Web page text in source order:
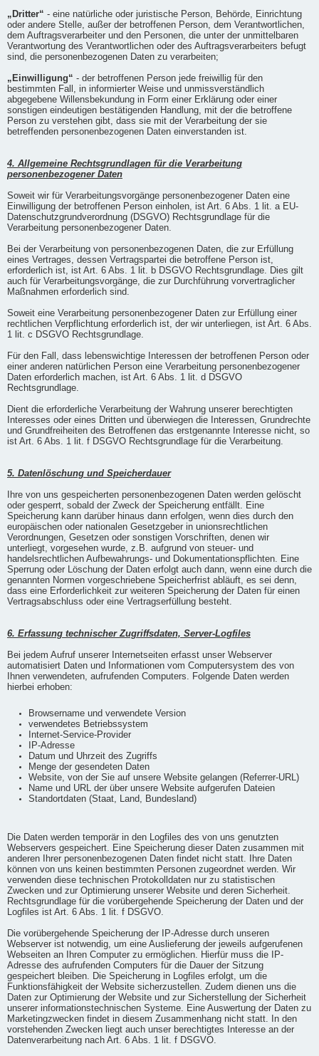
„Dritter“ - eine natürliche oder juristische Person, Behörde, Einrichtung
oder andere Stelle, außer der betroffenen Person, dem Verantwortlichen,
dem Auftragsverarbeiter und den Personen, die unter der unmittelbaren
Verantwortung des Verantwortlichen oder des Auftragsverarbeiters befugt
sind, die personenbezogenen Daten zu verarbeiten;
„Einwilligung“ - der betroffenen Person jede freiwillig für den
bestimmten Fall, in informierter Weise und unmissverständlich
abgegebene Willensbekundung in Form einer Erklärung oder einer
sonstigen eindeutigen bestätigenden Handlung, mit der die betroffene
Person zu verstehen gibt, dass sie mit der Verarbeitung der sie
betreffenden personenbezogenen Daten einverstanden ist.
4. Allgemeine Rechtsgrundlagen für die Verarbeitung
personenbezogener Daten
Soweit wir für Verarbeitungsvorgänge personenbezogener Daten eine
Einwilligung der betroffenen Person einholen, ist Art. 6 Abs. 1 lit. a EU-
Datenschutzgrundverordnung (DSGVO) Rechtsgrundlage für die
Verarbeitung personenbezogener Daten.
Bei der Verarbeitung von personenbezogenen Daten, die zur Erfüllung
eines Vertrages, dessen Vertragspartei die betroffene Person ist,
erforderlich ist, ist Art. 6 Abs. 1 lit. b DSGVO Rechtsgrundlage. Dies gilt
auch für Verarbeitungsvorgänge, die zur Durchführung vorvertraglicher
Maßnahmen erforderlich sind.
Soweit eine Verarbeitung personenbezogener Daten zur Erfüllung einer
rechtlichen Verpflichtung erforderlich ist, der wir unterliegen, ist Art. 6 Abs.
1 lit. c DSGVO Rechtsgrundlage.
Für den Fall, dass lebenswichtige Interessen der betroffenen Person oder
einer anderen natürlichen Person eine Verarbeitung personenbezogener
Daten erforderlich machen, ist Art. 6 Abs. 1 lit. d DSGVO
Rechtsgrundlage.
Dient die erforderliche Verarbeitung der Wahrung unserer berechtigten
Interesses oder eines Dritten und überwiegen die Interessen, Grundrechte
und Grundfreiheiten des Betroffenen das erstgenannte Interesse nicht, so
ist Art. 6 Abs. 1 lit. f DSGVO Rechtsgrundlage für die Verarbeitung.
5. Datenlöschung und Speicherdauer
Ihre von uns gespeicherten personenbezogenen Daten werden gelöscht
oder gesperrt, sobald der Zweck der Speicherung entfällt. Eine
Speicherung kann darüber hinaus dann erfolgen, wenn dies durch den
europäischen oder nationalen Gesetzgeber in unionsrechtlichen
Verordnungen, Gesetzen oder sonstigen Vorschriften, denen wir
unterliegt, vorgesehen wurde, z.B. aufgrund von steuer- und
handelsrechtlichen Aufbewahrungs- und Dokumentationspflichten. Eine
Sperrung oder Löschung der Daten erfolgt auch dann, wenn eine durch die
genannten Normen vorgeschriebene Speicherfrist abläuft, es sei denn,
dass eine Erforderlichkeit zur weiteren Speicherung der Daten für einen
Vertragsabschluss oder eine Vertragserfüllung besteht.
6. Erfassung technischer Zugriffsdaten, Server-Logfiles
Bei jedem Aufruf unserer Internetseiten erfasst unser Webserver
automatisiert Daten und Informationen vom Computersystem des von
Ihnen verwendeten, aufrufenden Computers. Folgende Daten werden
hierbei erhoben:
Browsername und verwendete Version
verwendetes Betriebssystem
Internet-Service-Provider
IP-Adresse
Datum und Uhrzeit des Zugriffs
Menge der gesendeten Daten
Website, von der Sie auf unsere Website gelangen (Referrer-URL)
Name und URL der über unsere Website aufgerufen Dateien
Standortdaten (Staat, Land, Bundesland)
Die Daten werden temporär in den Logfiles des von uns genutzten
Webservers gespeichert. Eine Speicherung dieser Daten zusammen mit
anderen Ihrer personenbezogenen Daten findet nicht statt. Ihre Daten
können von uns keinen bestimmten Personen zugeordnet werden. Wir
verwenden diese technischen Protokolldaten nur zu statistischen
Zwecken und zur Optimierung unserer Website und deren Sicherheit.
Rechtsgrundlage für die vorübergehende Speicherung der Daten und der
Logfiles ist Art. 6 Abs. 1 lit. f DSGVO.
Die vorübergehende Speicherung der IP-Adresse durch unseren
Webserver ist notwendig, um eine Auslieferung der jeweils aufgerufenen
Webseiten an Ihren Computer zu ermöglichen. Hierfür muss die IP-
Adresse des aufrufenden Computers für die Dauer der Sitzung
gespeichert bleiben. Die Speicherung in Logfiles erfolgt, um die
Funktionsfähigkeit der Website sicherzustellen. Zudem dienen uns die
Daten zur Optimierung der Website und zur Sicherstellung der Sicherheit
unserer informationstechnischen Systeme. Eine Auswertung der Daten zu
Marketingzwecken findet in diesem Zusammenhang nicht statt. In den
vorstehenden Zwecken liegt auch unser berechtigtes Interesse an der
Datenverarbeitung nach Art. 6 Abs. 1 lit. f DSGVO.